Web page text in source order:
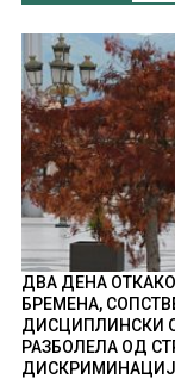
ДВА ДЕНА
БРЕМЕНА,
ДИСЦИПЛИНСКИ
РАЗБОЛЕЛА ОД